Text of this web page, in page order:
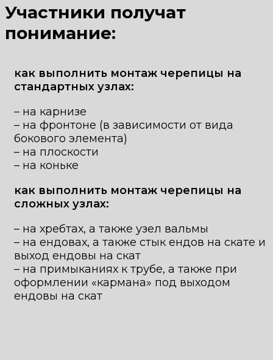
Участники получат
понимание:
как выполнить монтаж черепицы на
стандартных узлах:
– на карнизе
– на фронтоне (в зависимости от вида
бокового элемента)
– на плоскости
– на коньке
как выполнить монтаж черепицы на
сложных узлах:
– на хребтах, а также узел вальмы
– на ендовах, а также стык ендов на скате и
выход ендовы на скат
– на примыканиях к трубе, а также при
оформлении «кармана» под выходом
ендовы на скат